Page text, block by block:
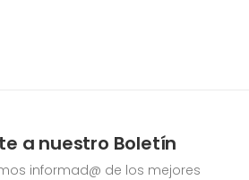
a nuestro Boletín
informad@ de los mejores